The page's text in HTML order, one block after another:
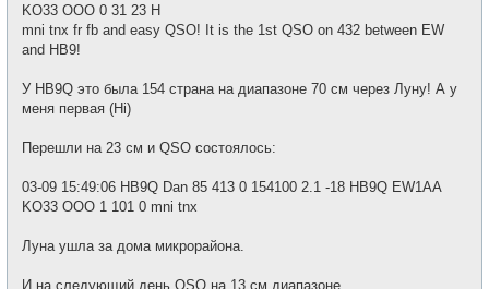
KO33 OOO 0 31 23 H
mni tnx fr fb and easy QSO! It is the 1st QSO on 432 between EW
and HB9!
У HB9Q это была 154 страна на диапазоне 70 см через Луну! А у
меня первая (Hi)
Перешли на 23 см и QSO состоялось:
03-09 15:49:06 HB9Q Dan 85 413 0 154100 2.1 -18 HB9Q EW1AA
KO33 OOO 1 101 0 mni tnx
Луна ушла за дома микрорайона.
И на следующий день QSO на 13 см диапазоне.